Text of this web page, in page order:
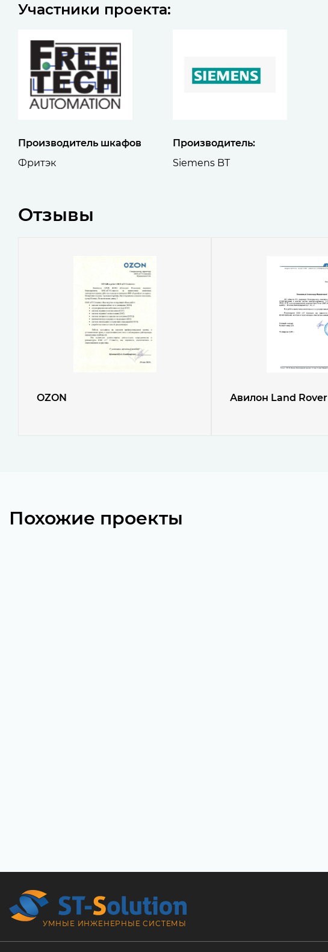
Участники проекта:
Производитель шкафов
Фритэк
Производитель:
Siemens BT
Отзывы
OZON Авилон Land Rover
Похожие проекты
УМНЫЕ ИНЖЕНЕРНЫЕ СИСТЕМЫ